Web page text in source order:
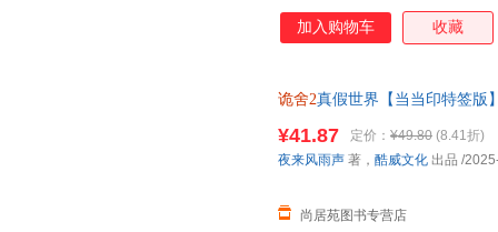
加入购物车 收藏
诡舍2真假世界【当当印特签版
¥41.87 定价： ¥49.80 (8.41折)
尚居苑图书专营店
夜来风雨声 著， 酷威文化 出品 /